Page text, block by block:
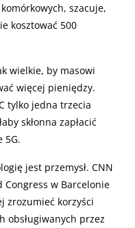
szacuje,
kosztować 500
wielkie, by masowi
więcej pieniędzy.
tylko jedna trzecia
skłonna zapłacić
5G.
jest przemysł. CNN
w Barcelonie
zrozumieć korzyści
obsługiwanych przez